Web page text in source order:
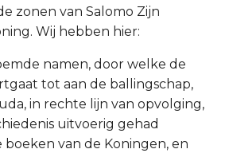
zonen van Salomo Zijn
Wij hebben hier:
namen, door welke de
tot aan de ballingschap,
in rechte lijn van opvolging,
uitvoerig gehad
van de Koningen, en